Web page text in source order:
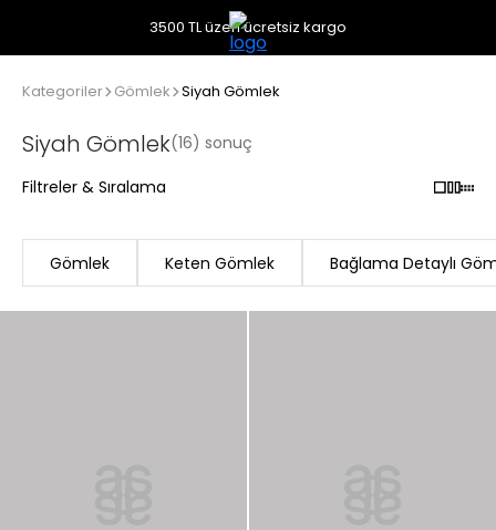
3500 TL üzeri ücretsiz kargo
Kategoriler Gömlek Siyah Gömlek
Siyah Gömlek(16) sonuç
Filtreler & Sıralama
Gömlek Keten Gömlek Bağlama Detaylı